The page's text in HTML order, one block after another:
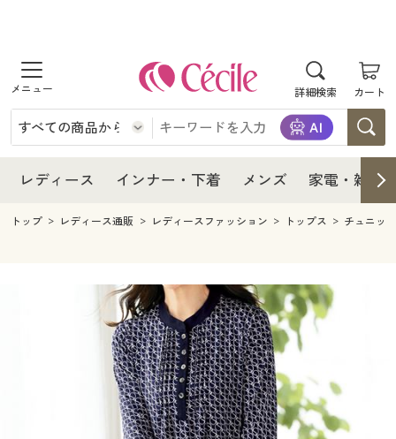
詳細検索 カート
商品を探す
レディース
レディースファッション
インナー・下着
インナー・下着通販すべて
ジュニア・ティーンズ下着
メンズ
メンズファッション
家電・雑貨すべて
キッチン・雑貨・日用品
寝具・インテリア・家具
寝具・インテリア・家具通販すべて
美容・健康通販すべて
制服・スクール
レディース インナー・下着 メンズ 家電・雑貨
レディース
レディース通販すべて
レディースファッション
インナー・下着
インナー・下着通販すべて
ジュニア・ティーンズ下着
メンズ
キッチン・雑貨・日用品
寝具・インテリア・家具通販すべて
美容・健康通販すべて
美容・健康・サプリメント
制服・スクール
制服・スクールすべて
トップ レディース通販 レディースファッション トップス チュニッ